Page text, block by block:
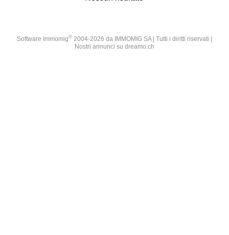
Software Immomig® 2004-2026 da IMMOMIG SA | Tutti i diritti riservati |
Nostri annunci su dreamo.ch